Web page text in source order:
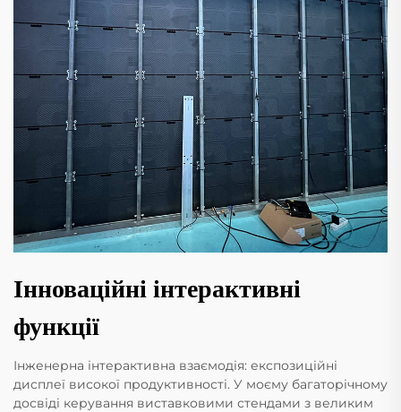
Інноваційні інтерактивні
функції
Інженерна інтерактивна взаємодія: експозиційні
дисплеї високої продуктивності. У моєму багаторічному
досвіді керування виставковими стендами з великим